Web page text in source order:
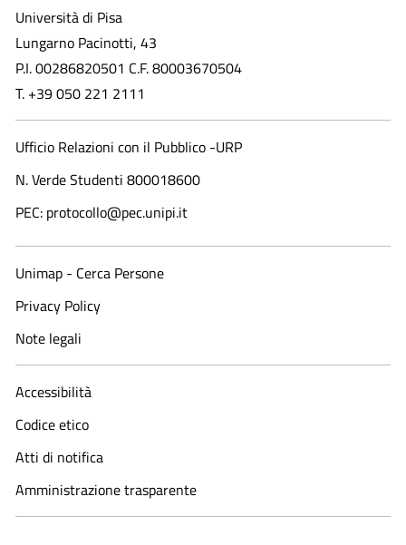
Università di Pisa
Lungarno Pacinotti, 43
P.I. 00286820501 C.F. 80003670504
T. +39 050 221 2111
Ufficio Relazioni con il Pubblico -URP
N. Verde Studenti 800018600​
PEC: protocollo@pec.unipi.it
Unimap - Cerca Persone
Privacy Policy
Note legali
Accessibilità
Codice etico
Atti di notifica
Amministrazione trasparente